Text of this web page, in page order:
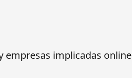
empresas implicadas online